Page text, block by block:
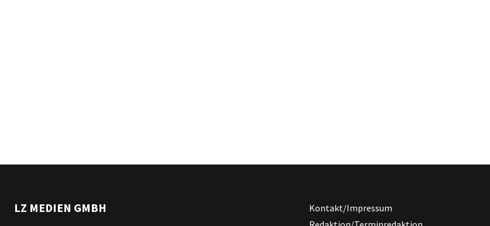
LZ MEDIEN GMBH
Kontakt/Impressum